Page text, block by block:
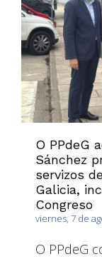
O PPdeG
Sánchez
servizos
Galicia,
Congreso
viernes, 7 de
O PPdeG